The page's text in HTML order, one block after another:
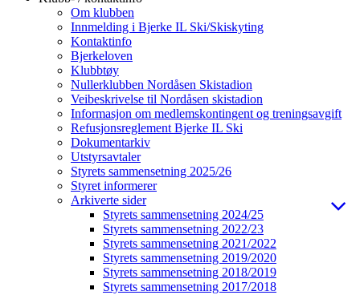
Om klubben
Innmelding i Bjerke IL Ski/Skiskyting
Kontaktinfo
Bjerkeloven
Klubbtøy
Nullerklubben Nordåsen Skistadion
Veibeskrivelse til Nordåsen skistadion
Informasjon om medlemskontingent og treningsavgift
Refusjonsreglement Bjerke IL Ski
Dokumentarkiv
Utstyrsavtaler
Styrets sammensetning 2025/26
Styret informerer
Arkiverte sider
Styrets sammensetning 2024/25
Styrets sammensetning 2022/23
Styrets sammensetning 2021/2022
Styrets sammensetning 2019/2020
Styrets sammensetning 2018/2019
Styrets sammensetning 2017/2018